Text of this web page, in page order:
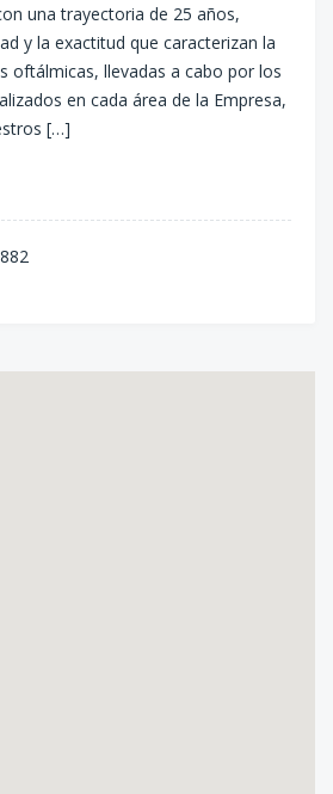
una trayectoria de 25 años,
y la exactitud que caracterizan la
oftálmicas, llevadas a cabo por los
en cada área de la Empresa,
[…]